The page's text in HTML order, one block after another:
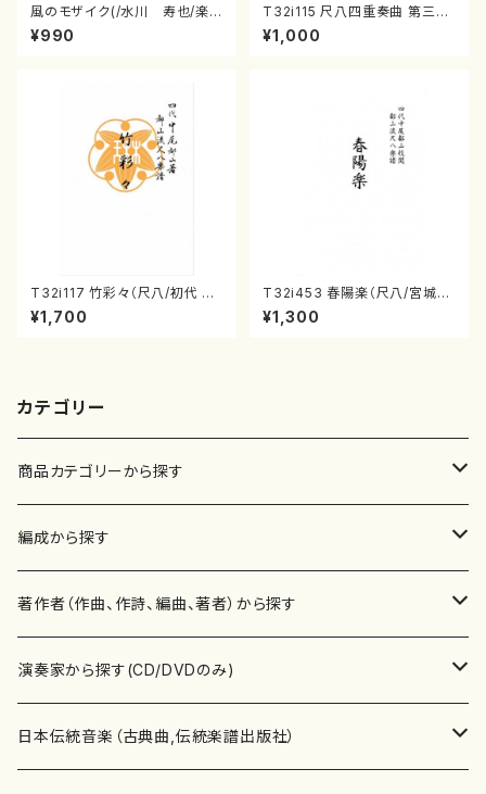
風のモザイク(/水川 寿也/楽
譜）
¥990
T32i115 尺八四重奏曲 第三番
衆籟（尺八/初代 山本邦山/尺
八/都山式譜）都山流公刊楽譜曲
¥1,000
T32i117 竹彩々（尺八/初代 山
本邦山/尺八/都山式譜）都山流
公刊楽譜曲番:566
¥1,700
T32i453 春陽楽（尺八/宮城道
雄/楽譜）都山流公刊楽譜曲番:2
160
¥1,300
カテゴリー
商品カテゴリーから探す
楽譜
書籍
書籍
テキストブック
CD・DVD
チケット
編成から探す
邦楽器
箏・琴（ソロ）
箏・琴（合奏）
合唱
混声合唱
歌・声
著作者（作曲、作詩、編曲、著者）から探す
あ行
青木省三(アオキ ショウゾウ)
か行
演奏家から探す(CD/DVDのみ)
邦楽（箏、三味線、尺八等）演奏家
日本伝統音楽（古典曲,伝統楽譜出版社）